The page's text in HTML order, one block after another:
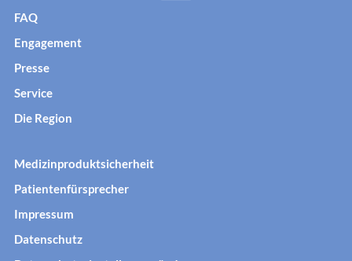
FAQ
Engagement
Presse
Service
Die Region
Medizinproduktsicherheit
Patientenfürsprecher
Impressum
Datenschutz